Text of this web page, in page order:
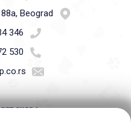
Beograd
346
530